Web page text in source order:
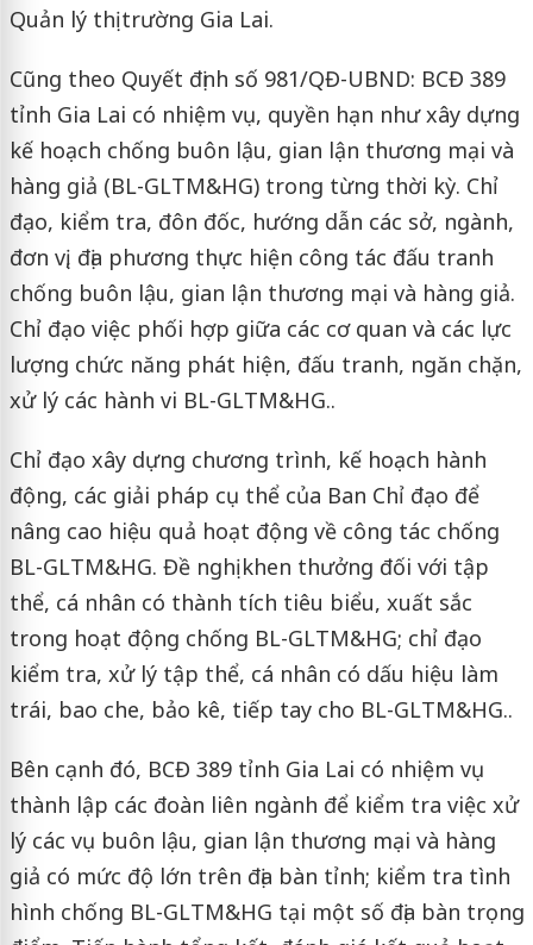
Quản lý thị trường Gia Lai.
Cũng theo Quyết định số 981/QĐ-UBND: BCĐ 389
tỉnh Gia Lai có nhiệm vụ, quyền hạn như xây dựng
kế hoạch chống buôn lậu, gian lận thương mại và
hàng giả (BL-GLTM&HG) trong từng thời kỳ. Chỉ
đạo, kiểm tra, đôn đốc, hướng dẫn các sở, ngành,
đơn vị, địa phương thực hiện công tác đấu tranh
chống buôn lậu, gian lận thương mại và hàng giả.
Chỉ đạo việc phối hợp giữa các cơ quan và các lực
lượng chức năng phát hiện, đấu tranh, ngăn chặn,
xử lý các hành vi BL-GLTM&HG..
Chỉ đạo xây dựng chương trình, kế hoạch hành
động, các giải pháp cụ thể của Ban Chỉ đạo để
nâng cao hiệu quả hoạt động về công tác chống
BL-GLTM&HG. Đề nghị khen thưởng đối với tập
thể, cá nhân có thành tích tiêu biểu, xuất sắc
trong hoạt động chống BL-GLTM&HG; chỉ đạo
kiểm tra, xử lý tập thể, cá nhân có dấu hiệu làm
trái, bao che, bảo kê, tiếp tay cho BL-GLTM&HG..
Bên cạnh đó, BCĐ 389 tỉnh Gia Lai có nhiệm vụ
thành lập các đoàn liên ngành để kiểm tra việc xử
lý các vụ buôn lậu, gian lận thương mại và hàng
giả có mức độ lớn trên địa bàn tỉnh; kiểm tra tình
hình chống BL-GLTM&HG tại một số địa bàn trọng